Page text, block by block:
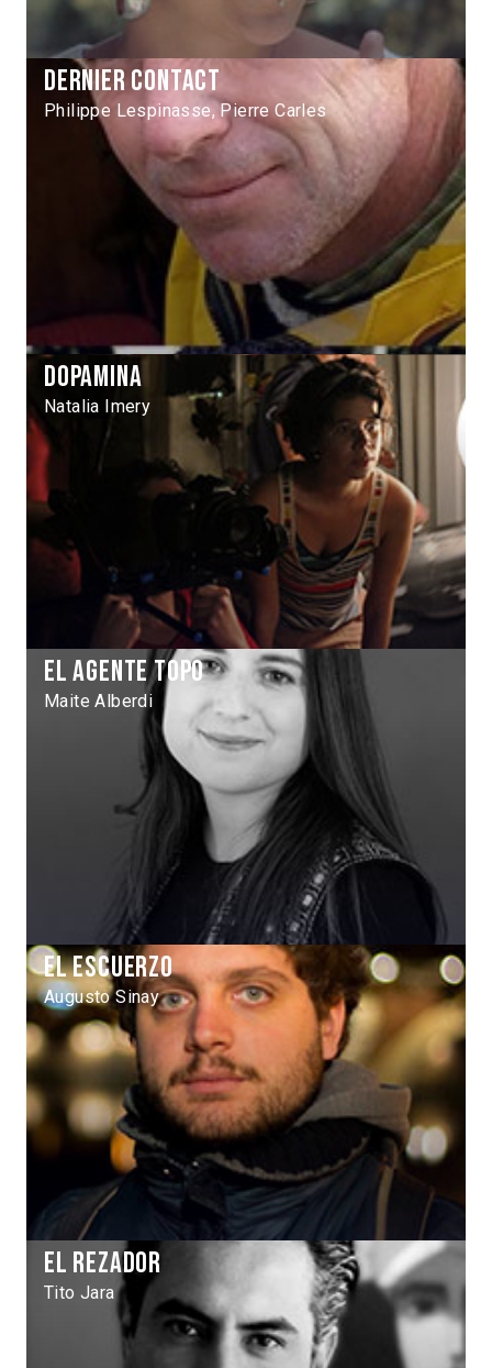
Dernier Contact
Philippe Lespinasse, Pierre Carles
Dopamina
Natalia Imery
El agente topo
Maite Alberdi
El escuerzo
Augusto Sinay
El Rezador
Tito Jara